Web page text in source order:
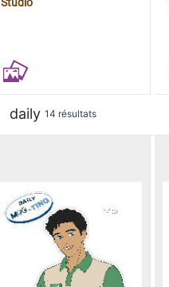
daily 14 résultats